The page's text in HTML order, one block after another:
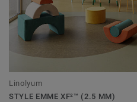
Linolyum
STYLE EMME XF²™ (2.5 MM)